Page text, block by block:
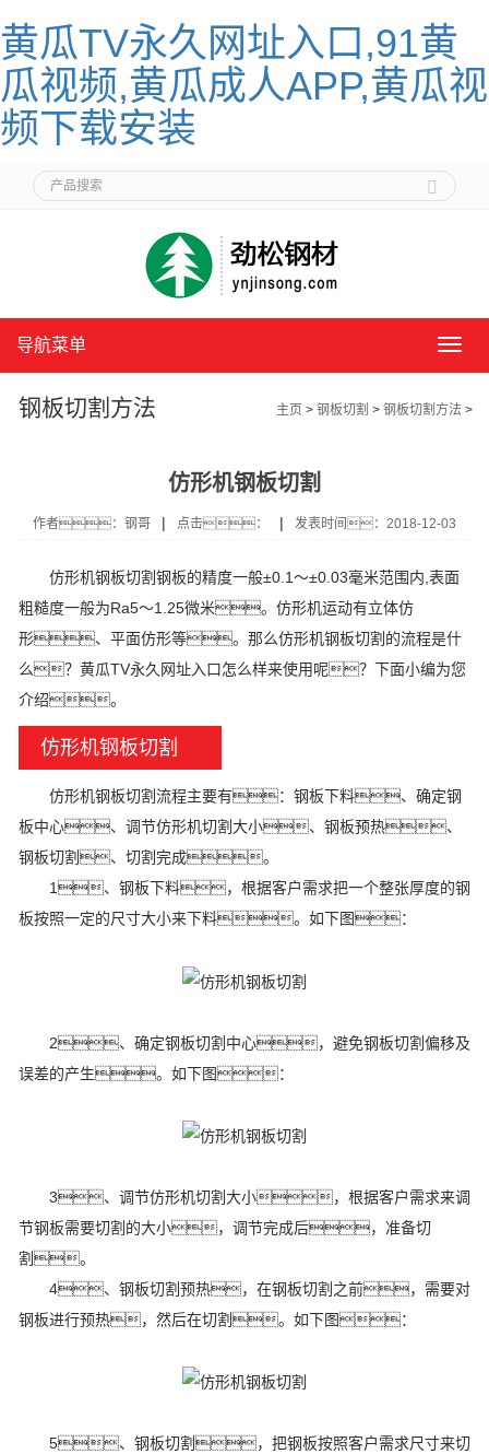
黄瓜TV永久网址入口,91黄
瓜视频,黄瓜成人APP,黄瓜视
频下载安装
导
单
导航菜单
钢板切割方法 主页 > 钢板切割 > 钢板切割方法 >
仿形机钢板切割
作者：钢哥 | 点击： | 发表时间：2018-12-03
仿形机钢板切割钢板的精度一般±0.1～±0.03毫米范围内,表面
粗糙度一般为Ra5～1.25微米。仿形机运动有立体仿
形、平面仿形等。那么仿形机钢板切割的流程是什
么？黄瓜TV永久网址入口怎么样来使用呢？下面小编为您
介绍。
仿形机钢板切割
仿形机钢板切割流程主要有：钢板下料、确定钢
板中心、调节仿形机切割大小、钢板预热、
钢板切割、切割完成。
1、钢板下料，根据客户需求把一个整张厚度的钢
板按照一定的尺寸大小来下料。如下图：
2、确定钢板切割中心，避免钢板切割偏移及
误差的产生。如下图：
3、调节仿形机切割大小，根据客户需求来调
节钢板需要切割的大小，调节完成后，准备切
割。
4、钢板切割预热，在钢板切割之前，需要对
钢板进行预热，然后在切割。如下图：
5、钢板切割，把钢板按照客户需求尺寸来切